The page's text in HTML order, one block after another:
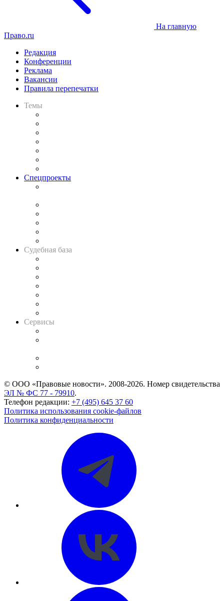
На главную
Право.ru
Редакция
Конференции
Реклама
Вакансии
Правила перепечатки
Темы
Спецпроекты
Судебная база
Сервисы
© ООО «Правовые новости». 2008-2026. Номер свидетельства
ЭЛ № ФС 77 - 79910.
Телефон редакции: +7 (495) 645 37 60
Политика использования cookie-файлов
Политика конфиденциальности